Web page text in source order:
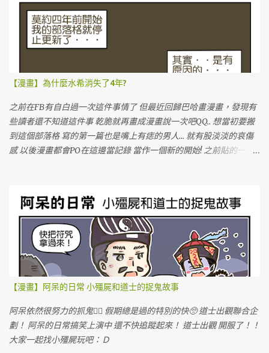
【漫畫】為什麼水希消失了4年?
之前在FB有自白過一次這件事情了 但最近回歸巴哈畫漫畫，發現有
些讀者還不知道這件事 乾脆就再畫成漫畫說一次吧QQ.. 想當初要搬
到這個部落格 寫的第一篇也是嘴上有痣的男人... 就有股淡淡的哀傷
感 以後漫畫都會PO在這邊當記錄 當作一個新的開始! 之前貼的一些
【漫畫】阿呆的日常 小殭屍和道士的捉鬼故事
阿呆依然很努力的抓鬼🙆‍♀️ 假期總是過的特別的快🥺 道士出觀聯合企
劃！ 阿呆的日常搞笑上演中 還不快追蹤起來！ 道士出觀 開服了！！
大家一起找小殭屍玩吧：Ｄ